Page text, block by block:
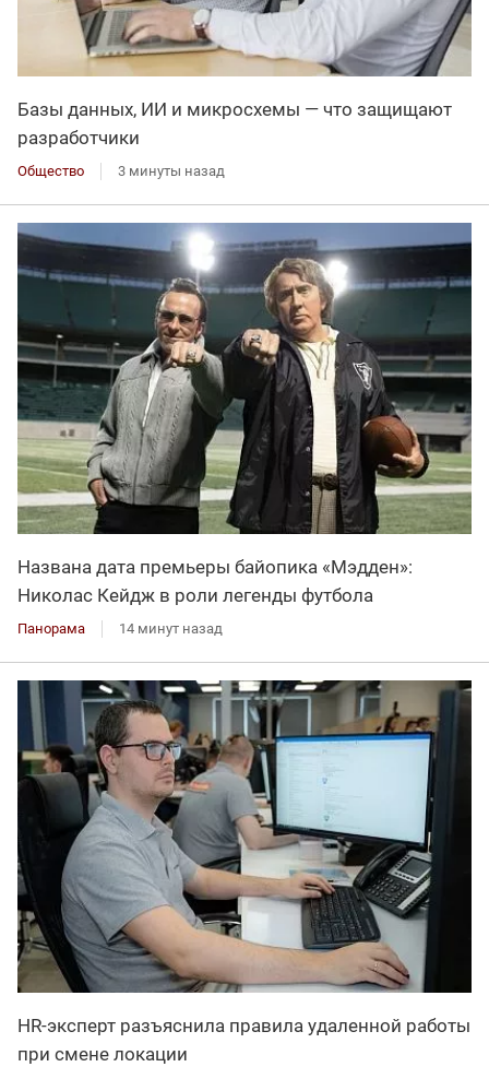
Базы данных, ИИ и микросхемы — что защищают
разработчики
Общество 3 минуты назад
Названа дата премьеры байопика «Мэдден»:
Николас Кейдж в роли легенды футбола
Панорама 14 минут назад
HR-эксперт разъяснила правила удаленной работы
при смене локации